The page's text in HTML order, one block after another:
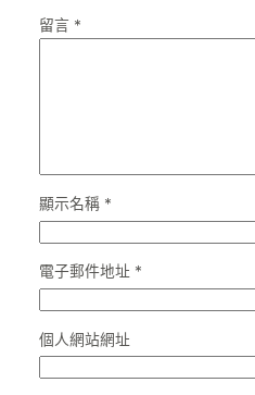
留言 *
顯示名稱 *
電子郵件地址 *
個人網站網址